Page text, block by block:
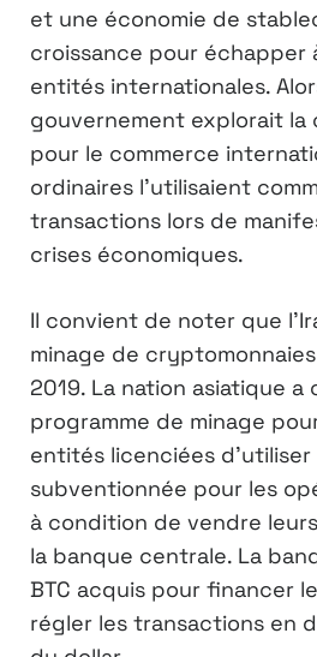
et une économie de
croissance pour échapper
entités internationales.
gouvernement explorait la
pour le commerce
ordinaires l’utilisaient
transactions lors de
crises économiques.
Il convient de noter que
minage de
2019. La nation asiatique a
programme de minage
entités licenciées
subventionnée pour les
à condition de vendre
la banque centrale. La
BTC acquis pour financer
régler les transactions en